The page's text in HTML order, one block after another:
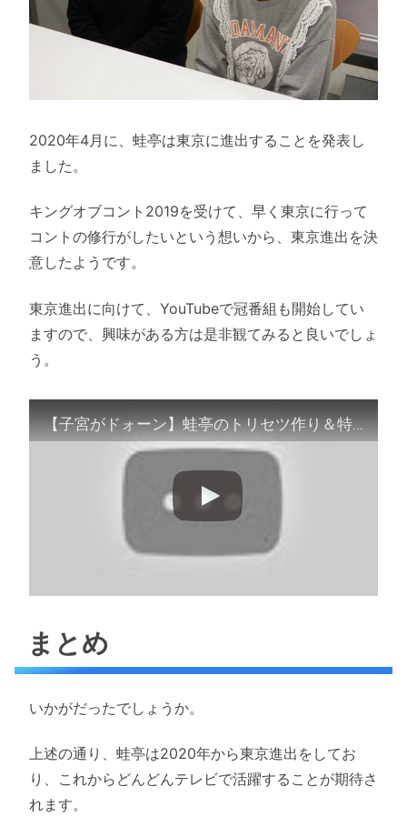
2020年4月に、蛙亭は東京に進出することを発表し
ました。
キングオブコント2019を受けて、早く東京に行って
コントの修行がしたいという想いから、東京進出を決
意したようです。
東京進出に向けて、YouTubeで冠番組も開始してい
ますので、興味がある方は是非観てみると良いでしょ
う。
【子宮がドォーン】蛙亭のトリセツ作り＆特技披露【蛙亭もういっちょ】
まとめ
いかがだったでしょうか。
上述の通り、蛙亭は2020年から東京進出をしてお
り、これからどんどんテレビで活躍することが期待さ
れます。